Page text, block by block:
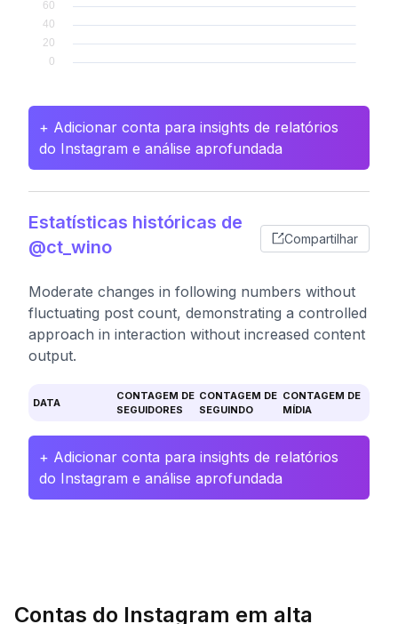
+ Adicionar conta para insights de relatórios
do Instagram e análise aprofundada
Estatísticas históricas de
@ct_wino
Compartilhar
Moderate changes in following numbers without
fluctuating post count, demonstrating a controlled
approach in interaction without increased content
output.
DATA
CONTAGEM DE
SEGUIDORES
CONTAGEM DE
SEGUINDO
CONTAGEM DE
MÍDIA
+ Adicionar conta para insights de relatórios
do Instagram e análise aprofundada
Contas do Instagram em alta